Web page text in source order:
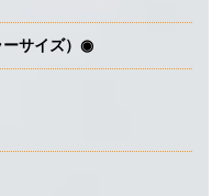
ーサイズ）◉